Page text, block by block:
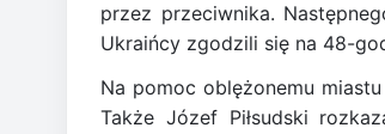
przez przeciwnika.
Ukraińcy zgodzili się na 48-
Na pomoc oblężonemu
Także Józef Piłsudski